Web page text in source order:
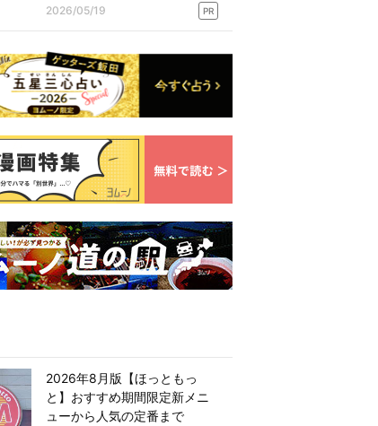
2026/05/19 PR
2026年8月版【ほっともっ
と】おすすめ期間限定新メニ
ューから人気の定番まで